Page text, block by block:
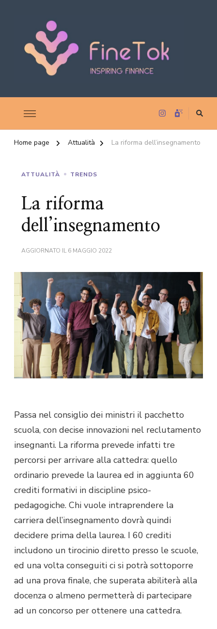
Home page Attualità La riforma dell’insegnamento
ATTUALITÀ TRENDS
La riforma
dell’insegnamento
AGGIORNATO IL6 MAGGIO 2022
Passa nel consiglio dei ministri il pacchetto
scuola, con decise innovazioni nel reclutamento
insegnanti. La riforma prevede infatti tre
percorsi per arrivare alla cattedra: quello
ordinario prevede la laurea ed in aggiunta 60
crediti formativi in discipline psico-
pedagogiche. Chi vuole intraprendere la
carriera dell’insegnamento dovrà quindi
decidere prima della laurea. I 60 crediti
includono un tirocinio diretto presso le scuole,
ed una volta conseguiti ci si potrà sottoporre
ad una prova finale, che superata abiliterà alla
docenza o almeno permetterà di partecipare
ad un concorso per ottenere una cattedra.